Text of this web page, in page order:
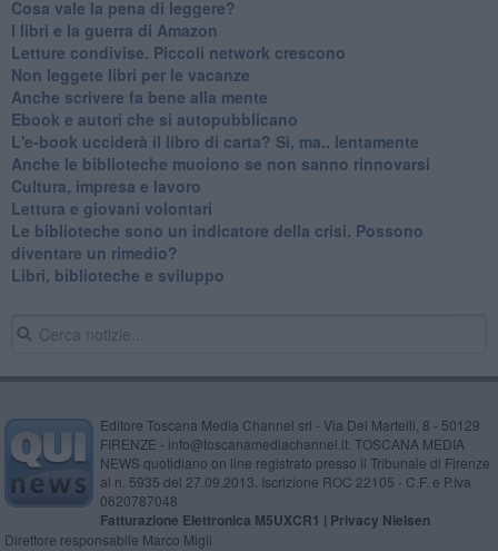
​Cosa vale la pena di leggere?
I libri e la guerra di Amazon
​Letture condivise. Piccoli network crescono
​Non leggete libri per le vacanze
​Anche scrivere fa bene alla mente
​Ebook e autori che si autopubblicano
​L'e-book ucciderà il libro di carta? Sì, ma.. lentamente
​Anche le biblioteche muoiono se non sanno rinnovarsi
​Cultura, impresa e lavoro
​Lettura e giovani volontari
​Le biblioteche sono un indicatore della crisi. Possono
diventare un rimedio?
​Libri, biblioteche e sviluppo
Editore Toscana Media Channel srl - Via Dei Martelli, 8 - 50129
FIRENZE - info@toscanamediachannel.it. TOSCANA MEDIA
NEWS quotidiano on line registrato presso il Tribunale di Firenze
al n. 5935 del 27.09.2013. Iscrizione ROC 22105 - C.F. e P.Iva
0620787048
Fatturazione Elettronica M5UXCR1 | Privacy Nielsen
Direttore responsabile Marco Migli